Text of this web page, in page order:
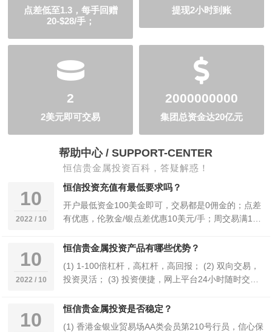
点差低至1.3，每手回赠
20-$28/手；
提现2小时到账
2
2美元即可交易
2000000000
集团总资金达20亿元
帮助中心 / SUPPORT-CENTER
恒信贵金属投资百科，答疑解惑！
10
2022 / 10
恒信投资充值有最低要求吗？
开户最低资金100美金即可，交易都是0佣金的；点差
有优惠，伦敦金/银点差优惠10美元/手；周交易满100
10
2022 / 10
恒信贵金属投资产品有哪些优势？
(1) 1-100倍杠杆，高杠杆，高回报； (2) 双向交易，
投资灵活； (3) 投资便捷，网上平台24小时随时交
10
恒信贵金属投资是否稳定？
(1) 香港金银业贸易场AA类会员第210号行员，信心保